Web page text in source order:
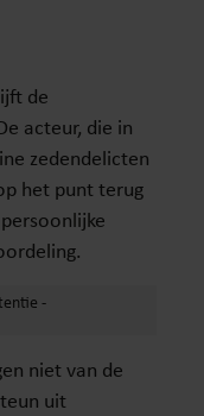
de
acteur, die in
zedendelicten
het punt terug
niet van de
uit